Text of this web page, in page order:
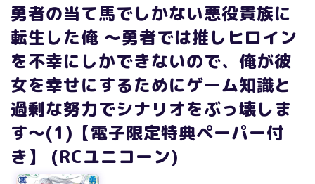
勇者の当て馬でしかない悪役貴族に
転生した俺 ～勇者では推しヒロイン
を不幸にしかできないので、俺が彼
女を幸せにするためにゲーム知識と
過剰な努力でシナリオをぶっ壊しま
す～(1)【電子限定特典ペーパー付
き】 (RCユニコーン)